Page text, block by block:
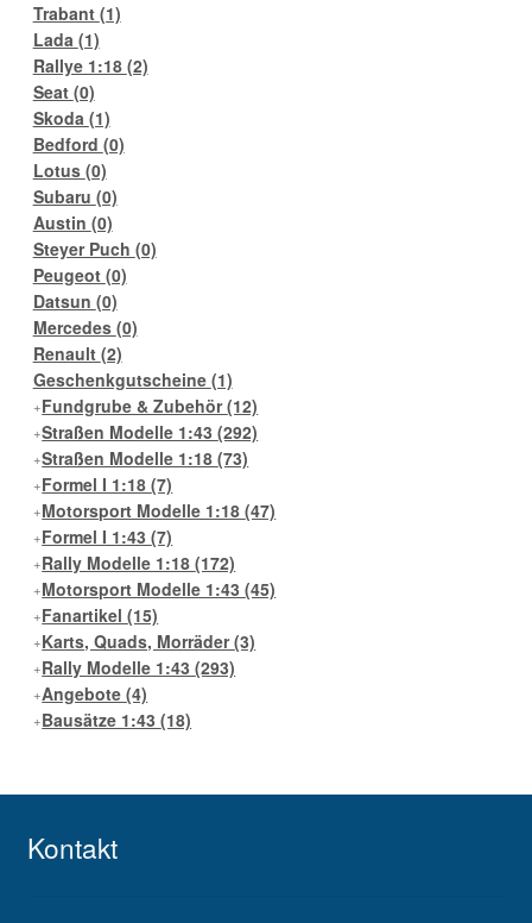
Trabant (1)
Lada (1)
Rallye 1:18 (2)
Seat (0)
Skoda (1)
Bedford (0)
Lotus (0)
Subaru (0)
Austin (0)
Steyer Puch (0)
Peugeot (0)
Datsun (0)
Mercedes (0)
Renault (2)
Geschenkgutscheine (1)
Fundgrube & Zubehör(12)
Straßen Modelle 1:43(292)
Straßen Modelle 1:18(73)
Formel I 1:18(7)
Motorsport Modelle 1:18(47)
Formel I 1:43(7)
Rally Modelle 1:18(172)
Motorsport Modelle 1:43(45)
Fanartikel(15)
Karts, Quads, Morräder(3)
Rally Modelle 1:43(293)
Angebote(4)
Bausätze 1:43(18)
Kontakt